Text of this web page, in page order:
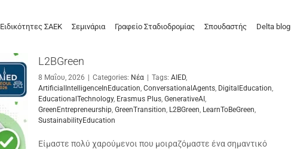
Ειδικότητες ΣΑΕΚ Σεμινάρια Γραφείο Σταδιοδρομίας Σπουδαστής Delta blog
L2BGreen
8 Μαΐου, 2026 Categories: Νέα Tags: AIED,
ArtificialIntelligenceInEducation, ConversationalAgents, DigitalEducation,
EducationalTechnology, Erasmus Plus, GenerativeAI ,
GreenEntrepreneurship, GreenTransition, L2BGreen, LearnToBeGreen,
SustainabilityEducation
Είμαστε πολύ χαρούμενοι που μοιραζόμαστε ένα σημαντικό